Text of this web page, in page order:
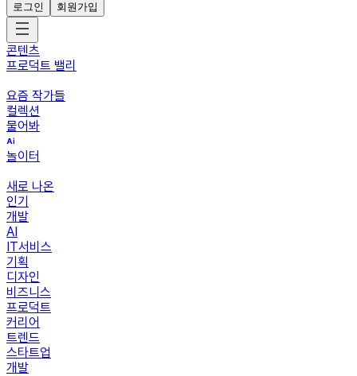
로그인
회원가입
콘텐츠
프로덕트 밸리
요즘 작가들
컬렉션
물어봐
놀이터
새로 나온
인기
개발
AI
IT서비스
기획
디자인
비즈니스
프로덕트
커리어
트렌드
스타트업
개발